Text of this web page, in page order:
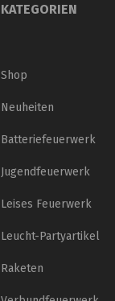
KATEGORIEN
Shop
Neuheiten
Batteriefeuerwerk
Jugendfeuerwerk
Leises Feuerwerk
Leucht-Partyartikel
Raketen